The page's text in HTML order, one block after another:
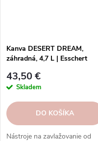
Kanva DESERT DREAM,
záhradná, 4,7 L | Esschert
43,50 €
Skladem
DO KOŠÍKA
Nástroje na zavlažovanie od